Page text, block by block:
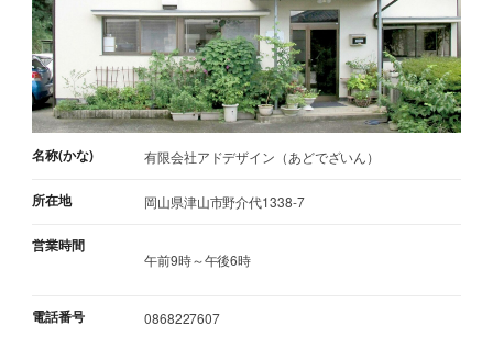
名称(かな) 有限会社アドデザイン（あどでざいん）
所在地 岡山県津山市野介代1338-7
営業時間
午前9時～午後6時
電話番号 0868227607